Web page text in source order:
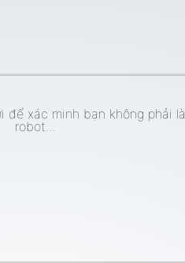
để xác minh bạn không phải là
robot...